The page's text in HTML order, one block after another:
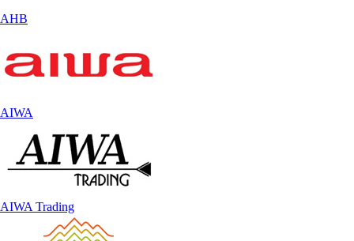
AHB
AIWA
AIWA Trading